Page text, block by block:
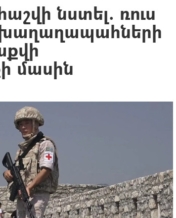
նստել. ռուս
մասին